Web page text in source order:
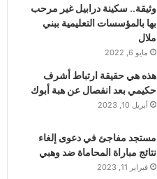
وثيقة.. سكينة درابيل غير مرحب
بها بالمؤسسات التعليمية ببني
ملال
مايو 6, 2022
هذه هي حقيقة ارتباط أشرف
حكيمي بعد انفصال عن هبة أبوك
أبريل 10, 2023
مستجد مفاجئ في دعوى إلغاء
نتائج مباراة المحاماة ضد وهبي
فبراير 11, 2023